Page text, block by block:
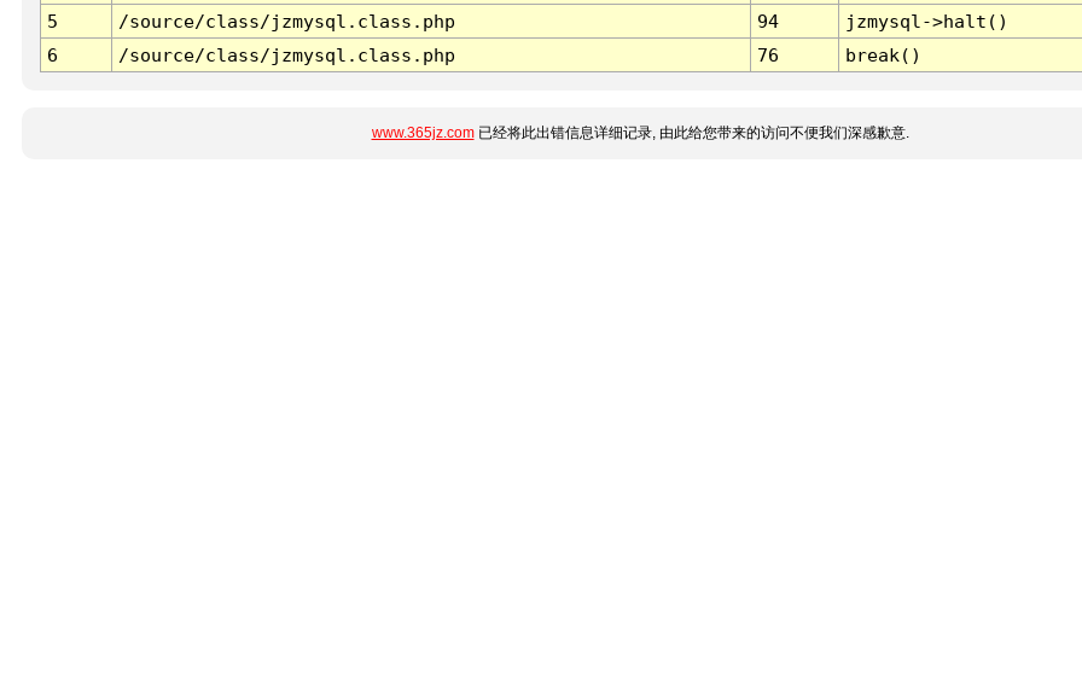
5
/source/class/jzmysql.class.php 94
jzmysql->halt()
6
/source/class/jzmysql.class.php 76 break()
www.365jz.com已经将此出错信息详细记录, 由此给您带来的访问不便我们深感歉意.